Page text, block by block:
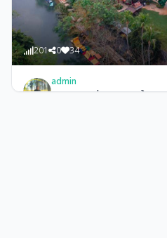
admin
8 ที่เที่ยวตามรอยลิซ่า
วิวหลักล้าน!
201 0 34
admin